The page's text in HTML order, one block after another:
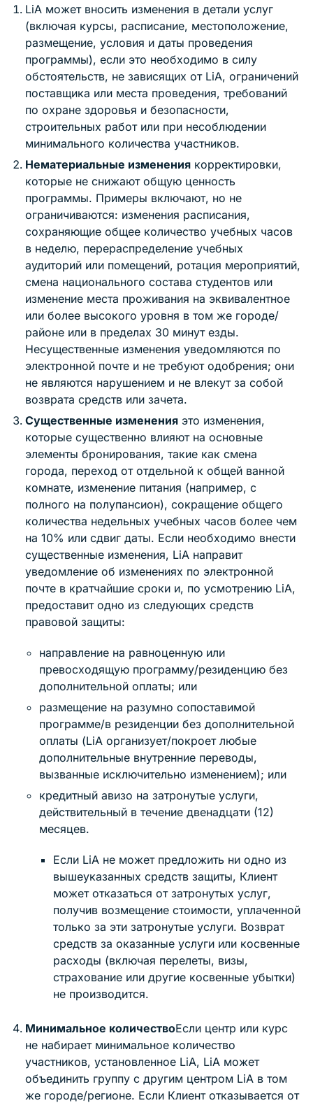
LiA может вносить изменения в детали услуг
(включая курсы, расписание, местоположение,
размещение, условия и даты проведения
программы), если это необходимо в силу
обстоятельств, не зависящих от LiA, ограничений
поставщика или места проведения, требований
по охране здоровья и безопасности,
строительных работ или при несоблюдении
минимального количества участников.
Нематериальные изменения корректировки,
которые не снижают общую ценность
программы. Примеры включают, но не
ограничиваются: изменения расписания,
сохраняющие общее количество учебных часов
в неделю, перераспределение учебных
аудиторий или помещений, ротация мероприятий,
смена национального состава студентов или
изменение места проживания на эквивалентное
или более высокого уровня в том же городе/
районе или в пределах 30 минут езды.
Несущественные изменения уведомляются по
электронной почте и не требуют одобрения; они
не являются нарушением и не влекут за собой
возврата средств или зачета.
Существенные изменения это изменения,
которые существенно влияют на основные
элементы бронирования, такие как смена
города, переход от отдельной к общей ванной
комнате, изменение питания (например, с
полного на полупансион), сокращение общего
количества недельных учебных часов более чем
на 10% или сдвиг даты. Если необходимо внести
существенные изменения, LiA направит
уведомление об изменениях по электронной
почте в кратчайшие сроки и, по усмотрению LiA,
предоставит одно из следующих средств
правовой защиты:
направление на равноценную или
превосходящую программу/резиденцию без
дополнительной оплаты; или
размещение на разумно сопоставимой
программе/в резиденции без дополнительной
оплаты (LiA организует/покроет любые
дополнительные внутренние переводы,
вызванные исключительно изменением); или
кредитный авизо на затронутые услуги,
действительный в течение двенадцати (12)
месяцев.
Если LiA не может предложить ни одно из
вышеуказанных средств защиты, Клиент
может отказаться от затронутых услуг,
получив возмещение стоимости, уплаченной
только за эти затронутые услуги. Возврат
средств за оказанные услуги или косвенные
расходы (включая перелеты, визы,
страхование или другие косвенные убытки)
не производится.
Минимальное количествоЕсли центр или курс
не набирает минимальное количество
участников, установленное LiA, LiA может
объединить группу с другим центром LiA в том
же городе/регионе. Если Клиент отказывается от